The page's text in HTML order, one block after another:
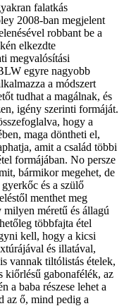
falatkás
2008-ban megjelent
robbant be a
elkezdte
megvalósítási
egyre nagyobb
a módszert
tudhat a magálnak, és
igény szerinti formáját.
hogy a
maga döntheti el,
amit a család többi
formájában. No persze
bármikor megehet, de
és a szülő
menthet meg
méretű és állagú
többfajta étel
kell, hogy a kicsi
és illatával,
vannak tiltólistás ételek,
kiőrlésű gabonafélék, az
a baba részese lehet a
az ő, mind pedig a